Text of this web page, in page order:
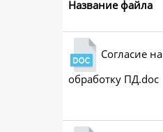
Название файла
Согласие на
обработку ПД.doc